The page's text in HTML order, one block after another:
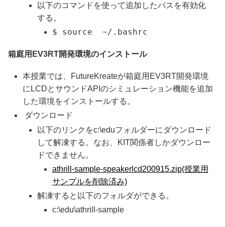
以下のコマンドを使って追加したパスを有効化
する。
$ source ~/.bashrc
箱庭用EV3RT開発環境のインストール
本授業では、FutureKreateが箱庭用EV3RT開発環境
にLCDとサウンドAPIのシミュレーション機能を追加
した環境をインストールする。
ダウンロード
以下のリンクをc:\eduフォルダーにダウンロード
して解凍する。なお、KIT関係者しかダウンロー
ドできません。
athrill-sample-speakerlcd200915.zip(授業用
サンプルを削除済み)
解凍すると以下のフォルダができる。
c:\edu\athrill-sample